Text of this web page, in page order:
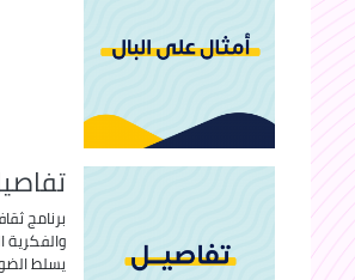
برنامج
والفكرية
يسلط